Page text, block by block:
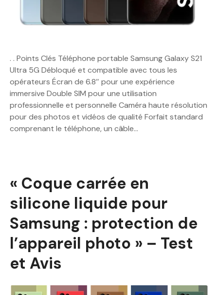
. . Points Clés Téléphone portable Samsung Galaxy S21
Ultra 5G Débloqué et compatible avec tous les
opérateurs Écran de 6.8″ pour une expérience
immersive Double SIM pour une utilisation
professionnelle et personnelle Caméra haute résolution
pour des photos et vidéos de qualité Forfait standard
comprenant le téléphone, un câble…
« Coque carrée en
silicone liquide pour
Samsung : protection de
l’appareil photo » – Test
et Avis